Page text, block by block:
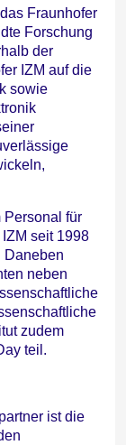
Fraunhofer
Forschung
der
IZM auf die
sowie
Personal für
seit 1998
Daneben
neben
zudem
teil.
ist die